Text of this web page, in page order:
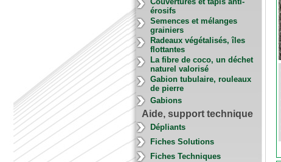
érosifs
Semences et mélanges
grainiers
Radeaux végétalisés, îles
flottantes
La fibre de coco, un déchet
naturel valorisé
Gabion tubulaire, rouleaux
de pierre
Gabions
Aide, support technique
Dépliants
Fiches Solutions
Fiches Techniques